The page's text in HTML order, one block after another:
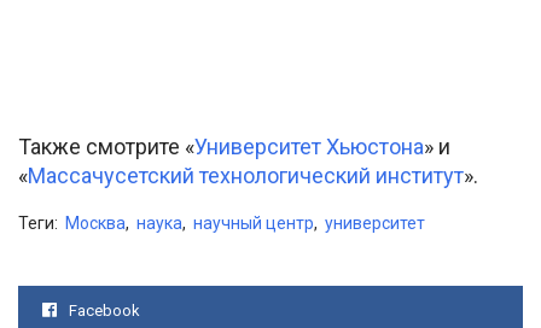
Также смотрите «Университет Хьюстона» и
«Массачусетский технологический институт».
Теги: Москва, наука, научный центр, университет
Facebook